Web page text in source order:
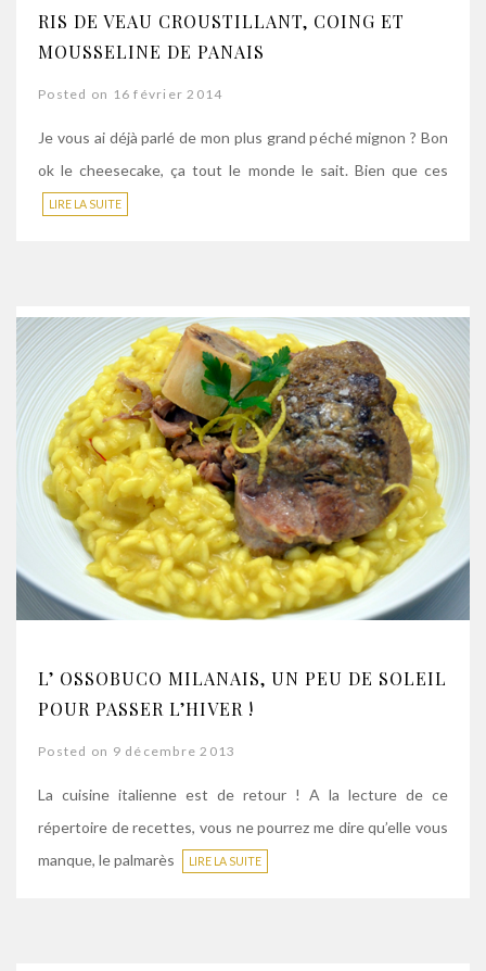
RIS DE VEAU CROUSTILLANT, COING ET
MOUSSELINE DE PANAIS
Posted on 16 février 2014
Je vous ai déjà parlé de mon plus grand péché mignon ? Bon
ok le cheesecake, ça tout le monde le sait. Bien que ces
LIRE LA SUITE
L’ OSSOBUCO MILANAIS, UN PEU DE SOLEIL
POUR PASSER L’HIVER !
Posted on 9 décembre 2013
La cuisine italienne est de retour ! A la lecture de ce
répertoire de recettes, vous ne pourrez me dire qu’elle vous
manque, le palmarès
LIRE LA SUITE